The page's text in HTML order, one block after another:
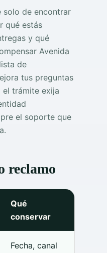
solo de encontrar
qué estás
y qué
Avenida
de
tus preguntas
el trámite exija
el soporte que
reclamo
Qué
conservar
Fecha, canal